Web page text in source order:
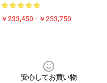
￥233,450 - ￥253,750
安心してお買い物